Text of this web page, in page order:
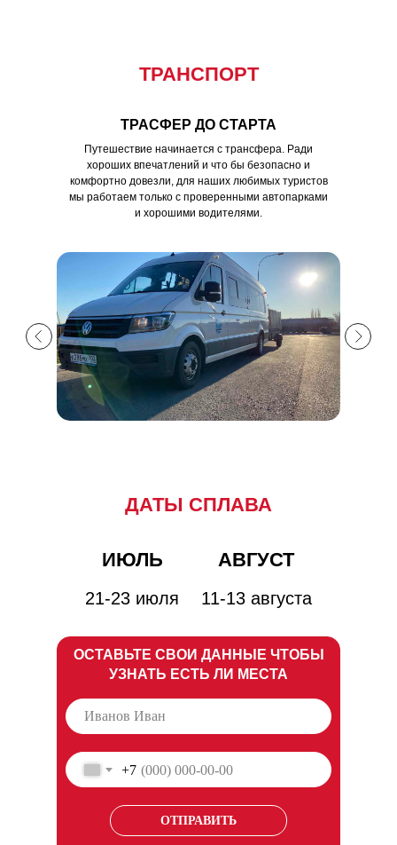
Путешествие начинается с трансфера. Ради
хороших впечатлений и что бы безопасно и
комфортно довезли, для наших любимых туристов
мы работаем только с проверенными автопарками
и хорошими водителями.
ТРАНСПОРТ
ТРАСФЕР ДО СТАРТА
ДАТЫ СПЛАВА
11-13 августа
21-23 июля
ИЮЛЬ АВГУСТ
ОСТАВЬТЕ СВОИ ДАННЫЕ ЧТОБЫ
УЗНАТЬ ЕСТЬ ЛИ МЕСТА
+7
ОТПРАВИТЬ